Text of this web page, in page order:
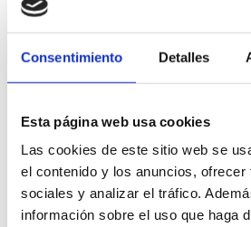
Consentimiento Detalles
Esta página web usa cookies
Las cookies de este sitio web se
el contenido y los anuncios, ofrecer
sociales y analizar el tráfico.
información sobre el uso que haga
técnico
José Francisco Díaz Ruiz
Coordinación
José Luis Arroyo
DIRECTOR BANCO DE SANGRE Y